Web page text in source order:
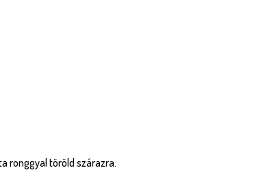
ronggyal töröld szárazra.